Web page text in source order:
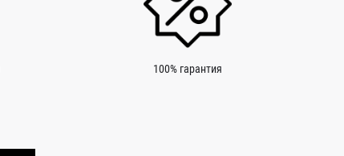
100% гарантия